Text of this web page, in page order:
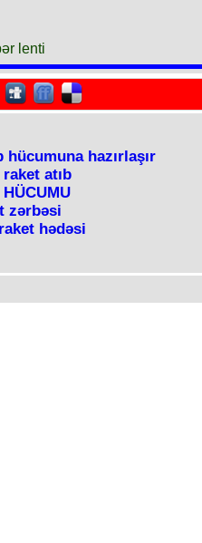
lenti
hücumuna hazırlaşır
atıb
zərbəsi
hədəsi